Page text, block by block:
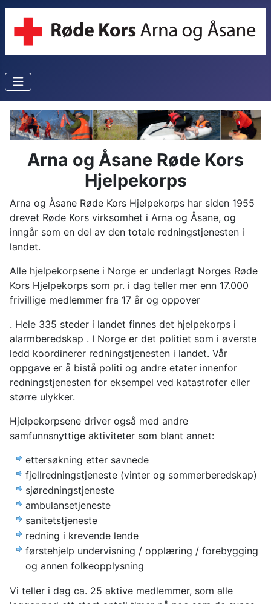
Arna og Åsane Røde Kors
Hjelpekorps
Arna og Åsane Røde Kors Hjelpekorps har siden 1955
drevet Røde Kors virksomhet i Arna og Åsane, og
inngår som en del av den totale redningstjenesten i
landet.
Alle hjelpekorpsene i Norge er underlagt Norges Røde
Kors Hjelpekorps som pr. i dag teller mer enn 17.000
frivillige medlemmer fra 17 år og oppover
. Hele 335 steder i landet finnes det hjelpekorps i
alarmberedskap . I Norge er det politiet som i øverste
ledd koordinerer redningstjenesten i landet. Vår
oppgave er å bistå politi og andre etater innenfor
redningstjenesten for eksempel ved katastrofer eller
større ulykker.
Hjelpekorpsene driver også med andre
samfunnsnyttige aktiviteter som blant annet:
ettersøkning etter savnede
fjellredningstjeneste (vinter og sommerberedskap)
sjøredningstjeneste
ambulansetjeneste
sanitetstjeneste
redning i krevende lende
førstehjelp undervisning / opplæring / forebygging
og annen folkeopplysning
Vi teller i dag ca. 25 aktive medlemmer, som alle